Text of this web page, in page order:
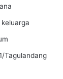
Tagulandang